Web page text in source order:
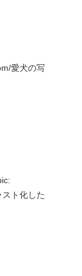
愛犬の写
ト化した